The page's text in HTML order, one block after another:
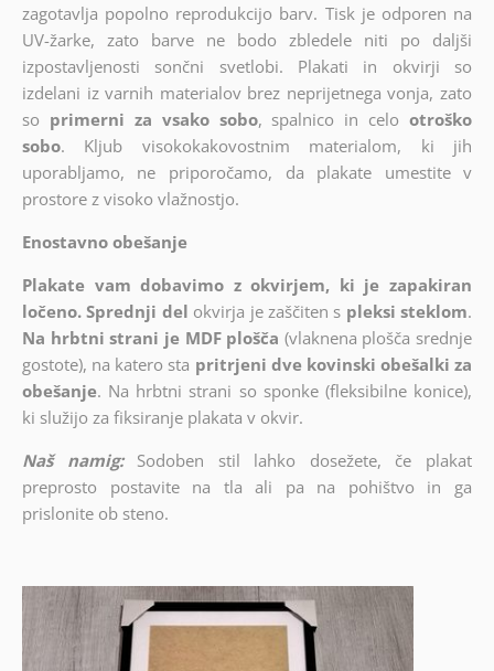
zagotavlja popolno reprodukcijo barv. Tisk je odporen na
UV-žarke, zato barve ne bodo zbledele niti po daljši
izpostavljenosti sončni svetlobi. Plakati in okvirji so
izdelani iz varnih materialov brez neprijetnega vonja, zato
so primerni za vsako sobo, spalnico in celo otroško
sobo. Kljub visokokakovostnim materialom, ki jih
uporabljamo, ne priporočamo, da plakate umestite v
prostore z visoko vlažnostjo.
Enostavno obešanje
Plakate vam dobavimo z okvirjem, ki je zapakiran
ločeno. Sprednji del okvirja je zaščiten s pleksi steklom.
Na hrbtni strani je MDF plošča (vlaknena plošča srednje
gostote), na katero sta pritrjeni dve kovinski obešalki za
obešanje. Na hrbtni strani so sponke (fleksibilne konice),
ki služijo za fiksiranje plakata v okvir.
Naš namig:
Sodoben stil lahko dosežete, če plakat
preprosto postavite na tla ali pa na pohištvo in ga
prislonite ob steno.